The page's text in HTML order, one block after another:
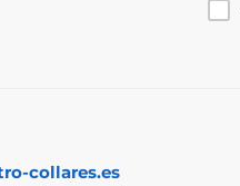
collares.es